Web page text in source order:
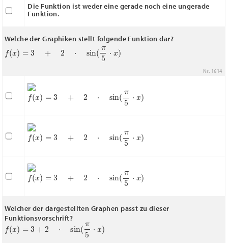
Die Funktion ist weder eine gerade noch eine ungerade
Funktion.
Welche der Graphiken stellt folgende Funktion dar?
(x )= +2 5
Nr. 1614
f(x )= +2 5
f(x )= +2 5
f(x )= +2 5
Welcher der dargestellten Graphen passt zu dieser
Funktionsvorschrift?
f(x)=3+2⋅ sin(π5⋅x )